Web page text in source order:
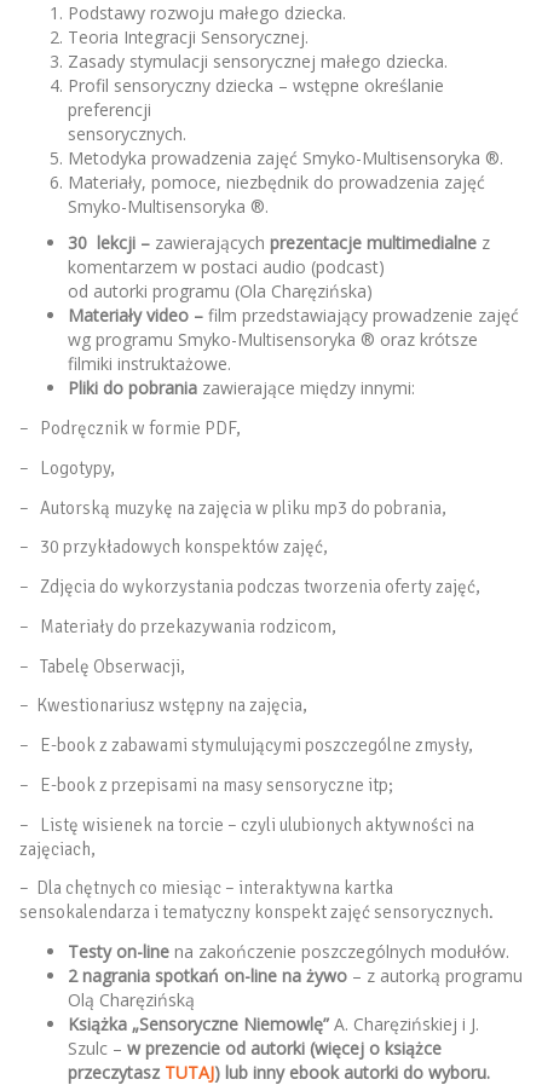
Podstawy rozwoju małego dziecka.
Teoria Integracji Sensorycznej.
Zasady stymulacji sensorycznej małego dziecka.
Profil sensoryczny dziecka – wstępne określanie
preferencji
sensorycznych.
Metodyka prowadzenia zajęć Smyko-Multisensoryka ®.
Materiały, pomoce, niezbędnik do prowadzenia zajęć
Smyko-Multisensoryka ®.
30 lekcji – zawierających prezentacje multimedialne z
komentarzem w postaci audio (podcast)
od autorki programu (Ola Charęzińska)
Materiały video – film przedstawiający prowadzenie zajęć
wg programu Smyko-Multisensoryka ® oraz krótsze
filmiki instruktażowe.
Pliki do pobrania zawierające między innymi:
– Podręcznik w formie PDF,
– Logotypy,
– Autorską muzykę na zajęcia w pliku mp3 do pobrania,
– 30 przykładowych konspektów zajęć,
– Zdjęcia do wykorzystania podczas tworzenia oferty zajęć,
– Materiały do przekazywania rodzicom,
– Tabelę Obserwacji,
– Kwestionariusz wstępny na zajęcia,
– E-book z zabawami stymulującymi poszczególne zmysły,
– E-book z przepisami na masy sensoryczne itp;
– Listę wisienek na torcie – czyli ulubionych aktywności na
zajęciach,
– Dla chętnych co miesiąc – interaktywna kartka
sensokalendarza i tematyczny konspekt zajęć sensorycznych.
Testy on-line na zakończenie poszczególnych modułów.
2 nagrania spotkań on-line na żywo – z autorką programu
Olą Charęzińską
Książka „Sensoryczne Niemowlę” A. Charęzińskiej i J.
Szulc – w prezencie od autorki (więcej o książce
przeczytasz TUTAJ) lub inny ebook autorki do wyboru.